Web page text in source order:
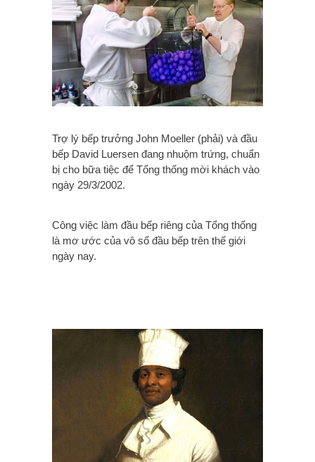
Trợ lý bếp trưởng John Moeller (phải) và đầu
bếp David Luersen đang nhuộm trứng, chuẩn
bị cho bữa tiệc để Tổng thống mời khách vào
ngày 29/3/2002.
Công việc làm đầu bếp riêng của Tổng thống
là mơ ước của vô số đầu bếp trên thế giới
ngày nay.